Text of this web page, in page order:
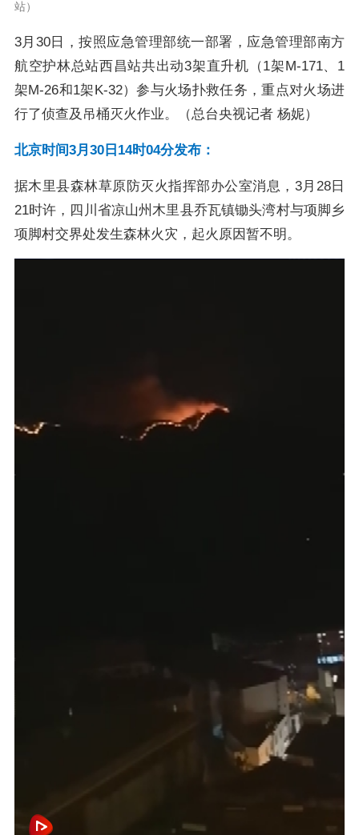
站）
3月30日，按照应急管理部统一部署，应急管理部南方
航空护林总站西昌站共出动3架直升机（1架M-171、1
架M-26和1架K-32）参与火场扑救任务，重点对火场进
行了侦查及吊桶灭火作业。（总台央视记者 杨妮）
北京时间3月30日14时04分发布：
据木里县森林草原防灭火指挥部办公室消息，3月28日
21时许，四川省凉山州木里县乔瓦镇锄头湾村与项脚乡
项脚村交界处发生森林火灾，起火原因暂不明。